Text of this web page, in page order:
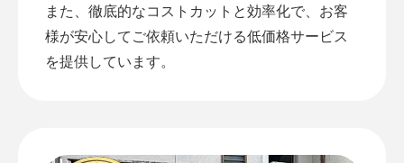
また、徹底的なコストカットと効率化で、お客
様が安心してご依頼いただける低価格サービス
を提供しています。